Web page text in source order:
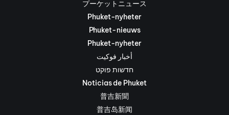
プーケットニュース
Phuket-nyheter
Phuket-nieuws
Phuket-nyheter
أخبار فوكيت
חדשות פוקט
Noticias de Phuket
普吉新聞
普吉岛新闻